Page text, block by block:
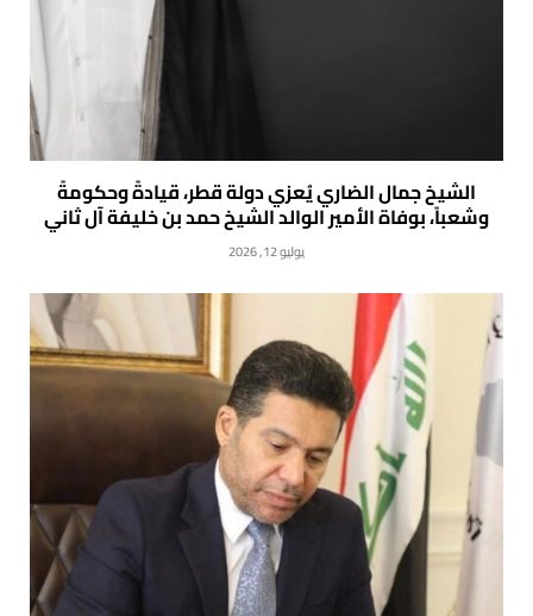
الشيخ جمال الضاري يُعزي دولة قطر، قيادةً وحكومةً
وشعباً، بوفاة الأمير الوالد الشيخ حمد بن خليفة آل ثاني
يوليو 12, 2026